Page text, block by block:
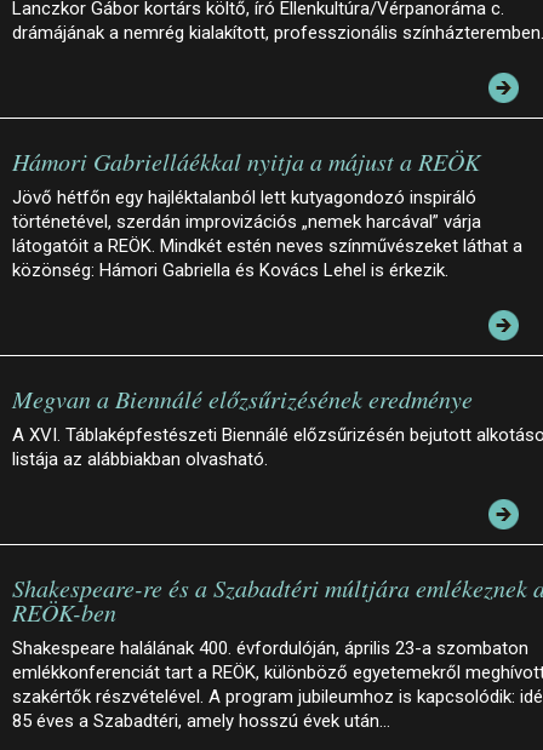
Lanczkor Gábor kortárs költő, író Ellenkultúra/Vérpanoráma c.
drámájának a nemrég kialakított, professzionális színházteremben.
Hámori Gabrielláékkal nyitja a májust a REÖK
Jövő hétfőn egy hajléktalanból lett kutyagondozó inspiráló
történetével, szerdán improvizációs „nemek harcával” várja
látogatóit a REÖK. Mindkét estén neves színművészeket láthat a
közönség: Hámori Gabriella és Kovács Lehel is érkezik.
Megvan a Biennálé előzsűrizésének eredménye
A XVI. Táblaképfestészeti Biennálé előzsűrizésén bejutott
listája az alábbiakban olvasható.
Shakespeare-re és a Szabadtéri múltjára emlékeznek
REÖK-ben
Shakespeare halálának 400. évfordulóján, április 23-a szombaton
emlékkonferenciát tart a REÖK, különböző egyetemekről
szakértők részvételével. A program jubileumhoz is kapcsolódik:
85 éves a Szabadtéri, amely hosszú évek után…